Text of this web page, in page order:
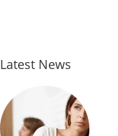
Latest News